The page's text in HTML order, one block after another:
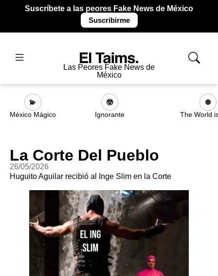
Suscríbete a las peores Fake News de México
Suscribirme
Las Peores Fake News de
México
💫
México Mágico
🤓
Ignorante
🌐
The World
La Corte Del Pueblo
26/05/2026
Huguito Aguilar recibió al Inge Slim en la Corte